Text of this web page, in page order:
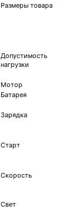
Размеры товара
Допустимость
нагрузки
Мотор
Батарея
Зарядка
Старт
Скорость
Свет